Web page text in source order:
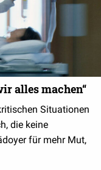
alles machen“
Situationen
die keine
für mehr Mut,